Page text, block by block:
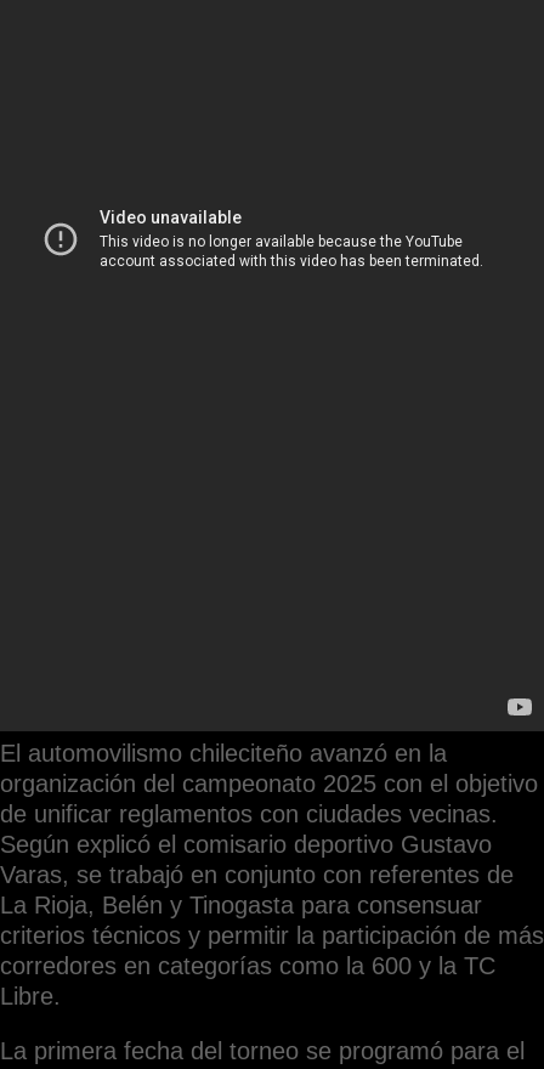
El automovilismo chileciteño avanzó en la
organización del campeonato 2025 con el objetivo
de unificar reglamentos con ciudades vecinas.
Según explicó el comisario deportivo Gustavo
Varas, se trabajó en conjunto con referentes de
La Rioja, Belén y Tinogasta para consensuar
criterios técnicos y permitir la participación de más
corredores en categorías como la 600 y la TC
Libre.
La primera fecha del torneo se programó para el